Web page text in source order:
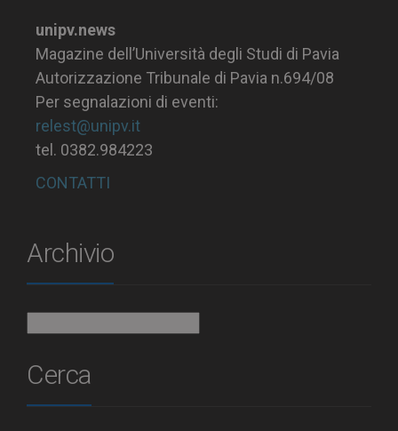
unipv.news
Magazine dell’Università degli Studi di Pavia
Autorizzazione Tribunale di Pavia n.694/08
Per segnalazioni di eventi:
relest@unipv.it
tel. 0382.984223
CONTATTI
Archivio
Cerca